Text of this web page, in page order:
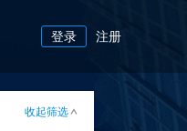
登录 注册
收起筛选